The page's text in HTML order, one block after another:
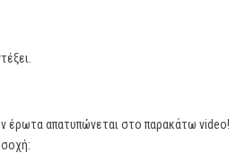
έρωτα απατυπώνεται στο παρακάτω video!